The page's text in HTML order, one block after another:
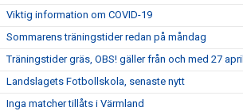
Viktig information om COVID-19
Sommarens träningstider redan på måndag
Träningstider gräs, OBS! gäller från och med 27 april
Landslagets Fotbollskola, senaste nytt
Inga matcher tillåts i Värmland